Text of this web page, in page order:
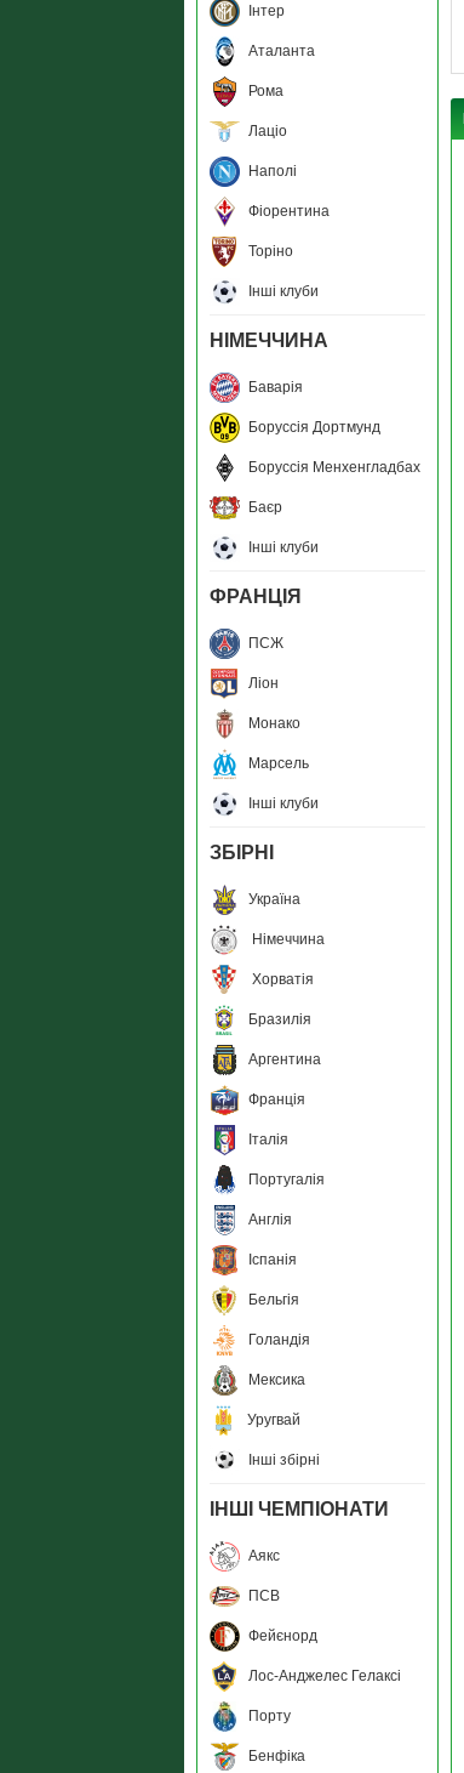
Інтер
Аталанта
Рома
Лаціо
Наполі
Фіорентина
Торіно
Інші клуби
НІМЕЧЧИНА
Баварія
Боруссія Дортмунд
Боруссія Менхенгладбах
Баєр
Інші клуби
ФРАНЦІЯ
ПСЖ
Ліон
Монако
Марсель
Інші клуби
ЗБIРНI
Україна
Німеччина
Хорватія
Бразилія
Аргентина
Франція
Італія
Португалія
Англія
Іспанія
Бельгія
Голандія
Мексика
Уругвай
Інші збірні
ІНШІ ЧЕМПІОНАТИ
Аякс
ПСВ
Фейєнорд
Лос-Анджелес Гелаксі
Порту
Бенфіка